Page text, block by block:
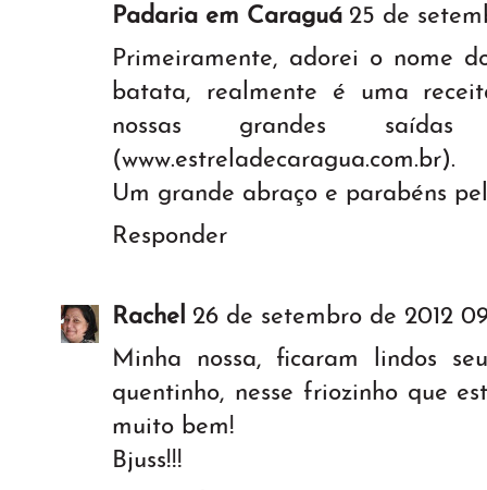
Padaria em Caraguá 25 de
Primeiramente, adorei o nome
batata, realmente é uma
nossas grandes
(www.estreladecaragua.com.br).
Um grande abraço e parabéns
Responder
Rachel 26 de setembro de 2012
Minha nossa, ficaram lindos
quentinho, nesse friozinho que
muito bem!
Bjuss!!!